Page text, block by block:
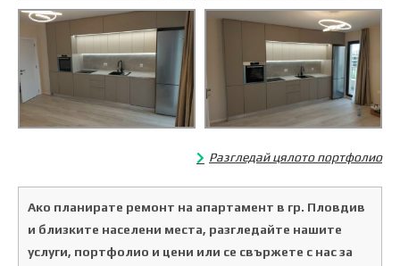
Разгледай цялото портфолио
Ако планирате ремонт на апартамент в гр. Пловдив
и близките населени места, разгледайте нашите
услуги, портфолио и цени или се свържете с нас за